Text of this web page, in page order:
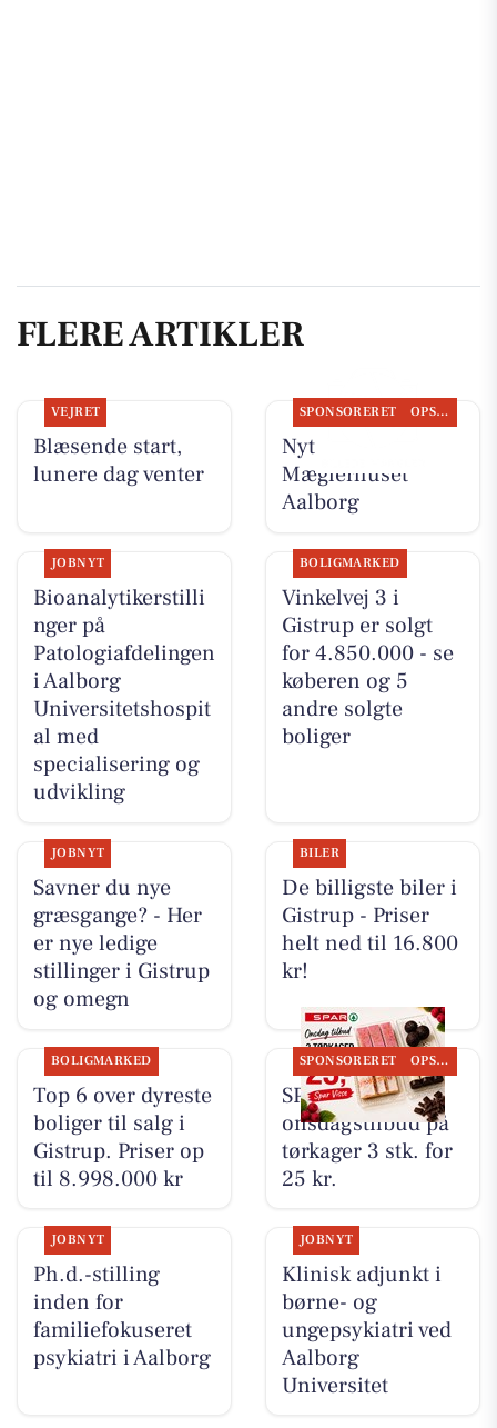
FLERE ARTIKLER
VEJRET
Blæsende start,
lunere dag venter
SPONSORERET OPSLAGSTAVLEN
Nyt fra
Mæglerhuset
Aalborg
JOBNYT
Bioanalytikerstilli
nger på
Patologiafdelingen
i Aalborg
Universitetshospit
al med
specialisering og
udvikling
BOLIGMARKED
Vinkelvej 3 i
Gistrup er solgt
for 4.850.000 - se
køberen og 5
andre solgte
boliger
JOBNYT
Savner du nye
græsgange? - Her
er nye ledige
stillinger i Gistrup
og omegn
BILER
De billigste biler i
Gistrup - Priser
helt ned til 16.800
kr!
BOLIGMARKED
Top 6 over dyreste
boliger til salg i
Gistrup. Priser op
til 8.998.000 kr
SPONSORERET OPSLAGSTAVLEN
SPAR Visse har
onsdagstilbud på
tørkager 3 stk. for
25 kr.
JOBNYT
Ph.d.-stilling
inden for
familiefokuseret
psykiatri i Aalborg
JOBNYT
Klinisk adjunkt i
børne- og
ungepsykiatri ved
Aalborg
Universitet